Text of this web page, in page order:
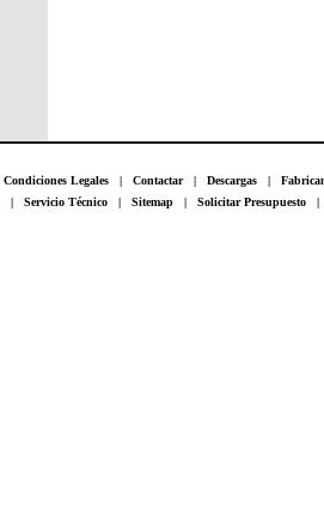
Condiciones Legales | Contactar| Descargas |
| Servicio Técnico | Sitemap | Solicitar Presupuesto